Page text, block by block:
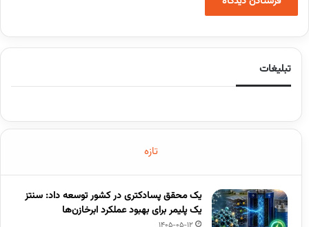
تبلیغات
تازه
یک محقق پسادکتری در کشور توسعه داد: سنتز
یک پلیمر برای بهبود عملکرد ابرخازن‌ها